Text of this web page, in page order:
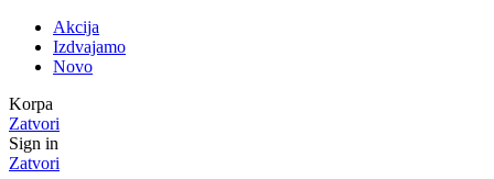
Akcija
Izdvajamo
Novo
Korpa
Zatvori
Sign in
Zatvori